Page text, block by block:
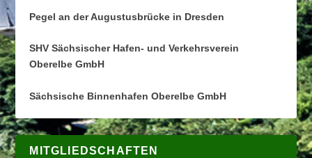
Pegel an der Augustusbrücke in Dresden
SHV Sächsischer Hafen- und Verkehrsverein
Oberelbe GmbH
Sächsische Binnenhafen Oberelbe GmbH
MITGLIEDSCHAFTEN